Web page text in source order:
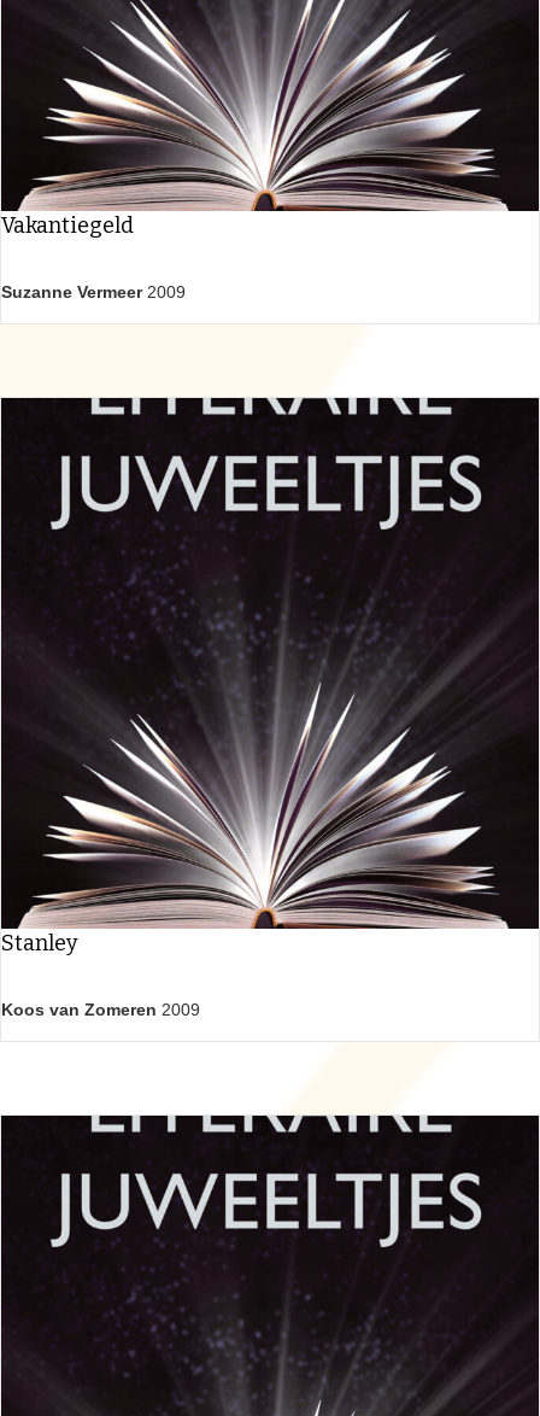
Vakantiegeld
Suzanne Vermeer2009
Stanley
Koos van Zomeren 2009